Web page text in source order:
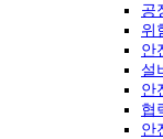
공
위
안
설
안
협
안